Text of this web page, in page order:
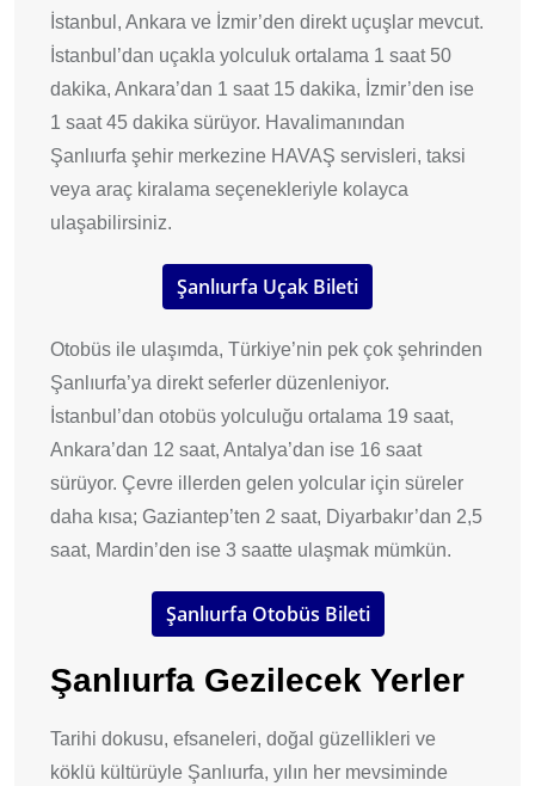
İstanbul, Ankara ve İzmir’den direkt uçuşlar mevcut.
İstanbul’dan uçakla yolculuk ortalama 1 saat 50
dakika, Ankara’dan 1 saat 15 dakika, İzmir’den ise
1 saat 45 dakika sürüyor. Havalimanından
Şanlıurfa şehir merkezine HAVAŞ servisleri, taksi
veya araç kiralama seçenekleriyle kolayca
ulaşabilirsiniz.
Şanlıurfa Uçak Bileti
Otobüs ile ulaşımda, Türkiye’nin pek çok şehrinden
Şanlıurfa’ya direkt seferler düzenleniyor.
İstanbul’dan otobüs yolculuğu ortalama 19 saat,
Ankara’dan 12 saat, Antalya’dan ise 16 saat
sürüyor. Çevre illerden gelen yolcular için süreler
daha kısa; Gaziantep’ten 2 saat, Diyarbakır’dan 2,5
saat, Mardin’den ise 3 saatte ulaşmak mümkün.
Şanlıurfa Otobüs Bileti
Şanlıurfa Gezilecek Yerler
Tarihi dokusu, efsaneleri, doğal güzellikleri ve
köklü kültürüyle Şanlıurfa, yılın her mevsiminde